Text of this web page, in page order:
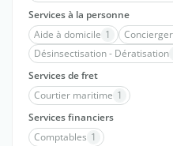
Services à la personne
Aide à domicile 1
Désinsectisation - Dératisation
Services de fret
Courtier maritime 1
Services financiers
Comptables 1